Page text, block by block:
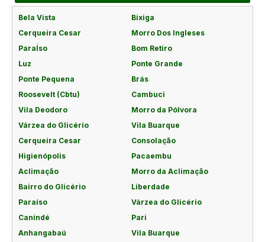
Bela Vista
Bixiga
Cerqueira Cesar
Morro Dos Ingleses
ParaÍso
Bom Retiro
Luz
Ponte Grande
Ponte Pequena
Brás
Roosevelt (Cbtu)
Cambuci
Vila Deodoro
Morro da Pólvora
Várzea do Glicério
Vila Buarque
Cerqueira Cesar
Consolação
Higienópolis
Pacaembu
Aclimação
Morro da Aclimação
Bairro do Glicério
Liberdade
Paraíso
Várzea do Glicério
Canindé
Pari
Anhangabaú
Vila Buarque